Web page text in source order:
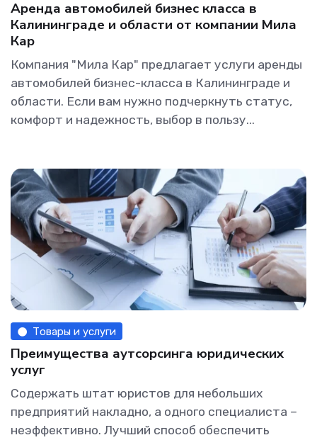
Аренда автомобилей бизнес класса в
Калининграде и области от компании Мила
Кар
Компания "Мила Кар" предлагает услуги аренды
автомобилей бизнес-класса в Калининграде и
области. Если вам нужно подчеркнуть статус,
комфорт и надежность, выбор в пользу...
Товары и услуги
Преимущества аутсорсинга юридических
услуг
Содержать штат юристов для небольших
предприятий накладно, а одного специалиста –
неэффективно. Лучший способ обеспечить